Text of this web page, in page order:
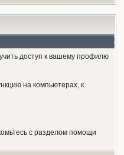
доступ к вашему профилю
на компьютерах, к
с разделом помощи